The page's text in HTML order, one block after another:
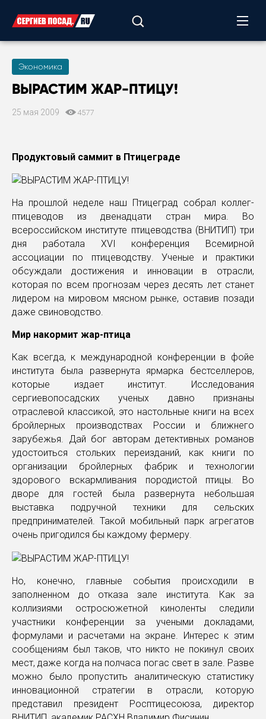
Экономика
ВЫРАСТИМ ЖАР-ПТИЦУ!
25 мая 2009 4577
Продуктовый саммит в Птицеграде
На прошлой неделе наш Птицеград собрал коллег-
птицеводов из двенадцати стран мира. Во
всероссийском институте птицеводства (ВНИТИП) три
дня работала ХVI конференция Всемирной
ассоциации по птицеводству. Ученые и практики
обсуждали достижения и инновации в отрасли,
которая по всем прогнозам через десять лет станет
лидером на мировом мясном рынке, оставив позади
даже свиноводство.
Мир накормит жар-птица
Как всегда, к международной конференции в фойе
института была развернута ярмарка бестселлеров,
которые издает институт. Исследования
сергиевопосадских ученых давно признаны
отраслевой классикой, это настольные книги на всех
бройлерных производствах России и ближнего
зарубежья. Дай бог авторам детективных романов
удостоиться стольких переизданий, как книги по
организации бройлерных фабрик и технологии
здорового вскармливания породистой птицы. Во
дворе для гостей была развернута небольшая
выставка подручной техники для сельских
предпринимателей. Такой мобильный парк агрегатов
очень пригодился бы каждому фермеру.
Но, конечно, главные события происходили в
заполненном до отказа зале института. Как за
коллизиями остросюжетной киноленты следили
участники конференции за учеными докладами,
формулами и расчетами на экране. Интерес к этим
сообщениям был таков, что никто не покинул своих
мест, даже когда на полчаса погас свет в зале. Разве
можно было пропустить аналитическую статистику
инновационной стратегии в отрасли, которую
представил президент Росптицесоюза, директор